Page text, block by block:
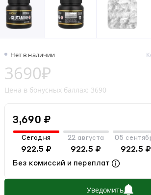
Нет в наличии
3690₽
Цена в бонусных баллах: 3690
3,690 ₽
Сегодня
922.5 ₽
22 августа
922.5 ₽
05
922.5 ₽
Без комиссий и переплат
Уведомить